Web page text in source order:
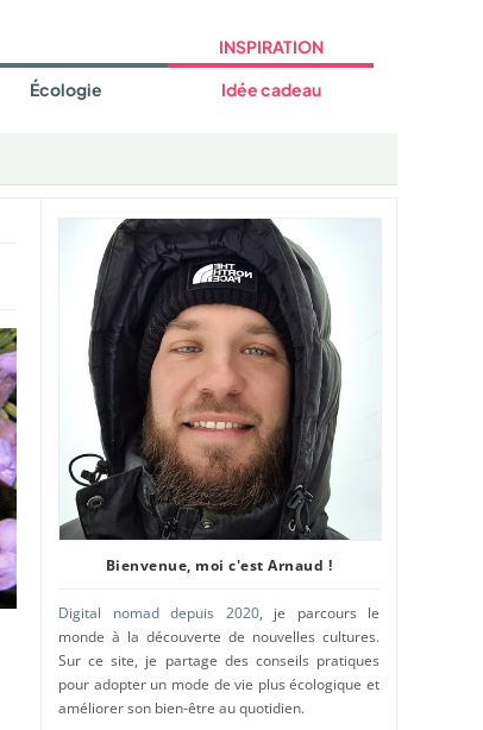
Écologie
INSPIRATION
Idée cadeau
Bienvenue, moi c'est Arnaud !
Digital nomad depuis 2020, je parcours le
monde à la découverte de nouvelles cultures.
Sur ce site, je partage des conseils pratiques
pour adopter un mode de vie plus écologique et
améliorer son bien-être au quotidien.